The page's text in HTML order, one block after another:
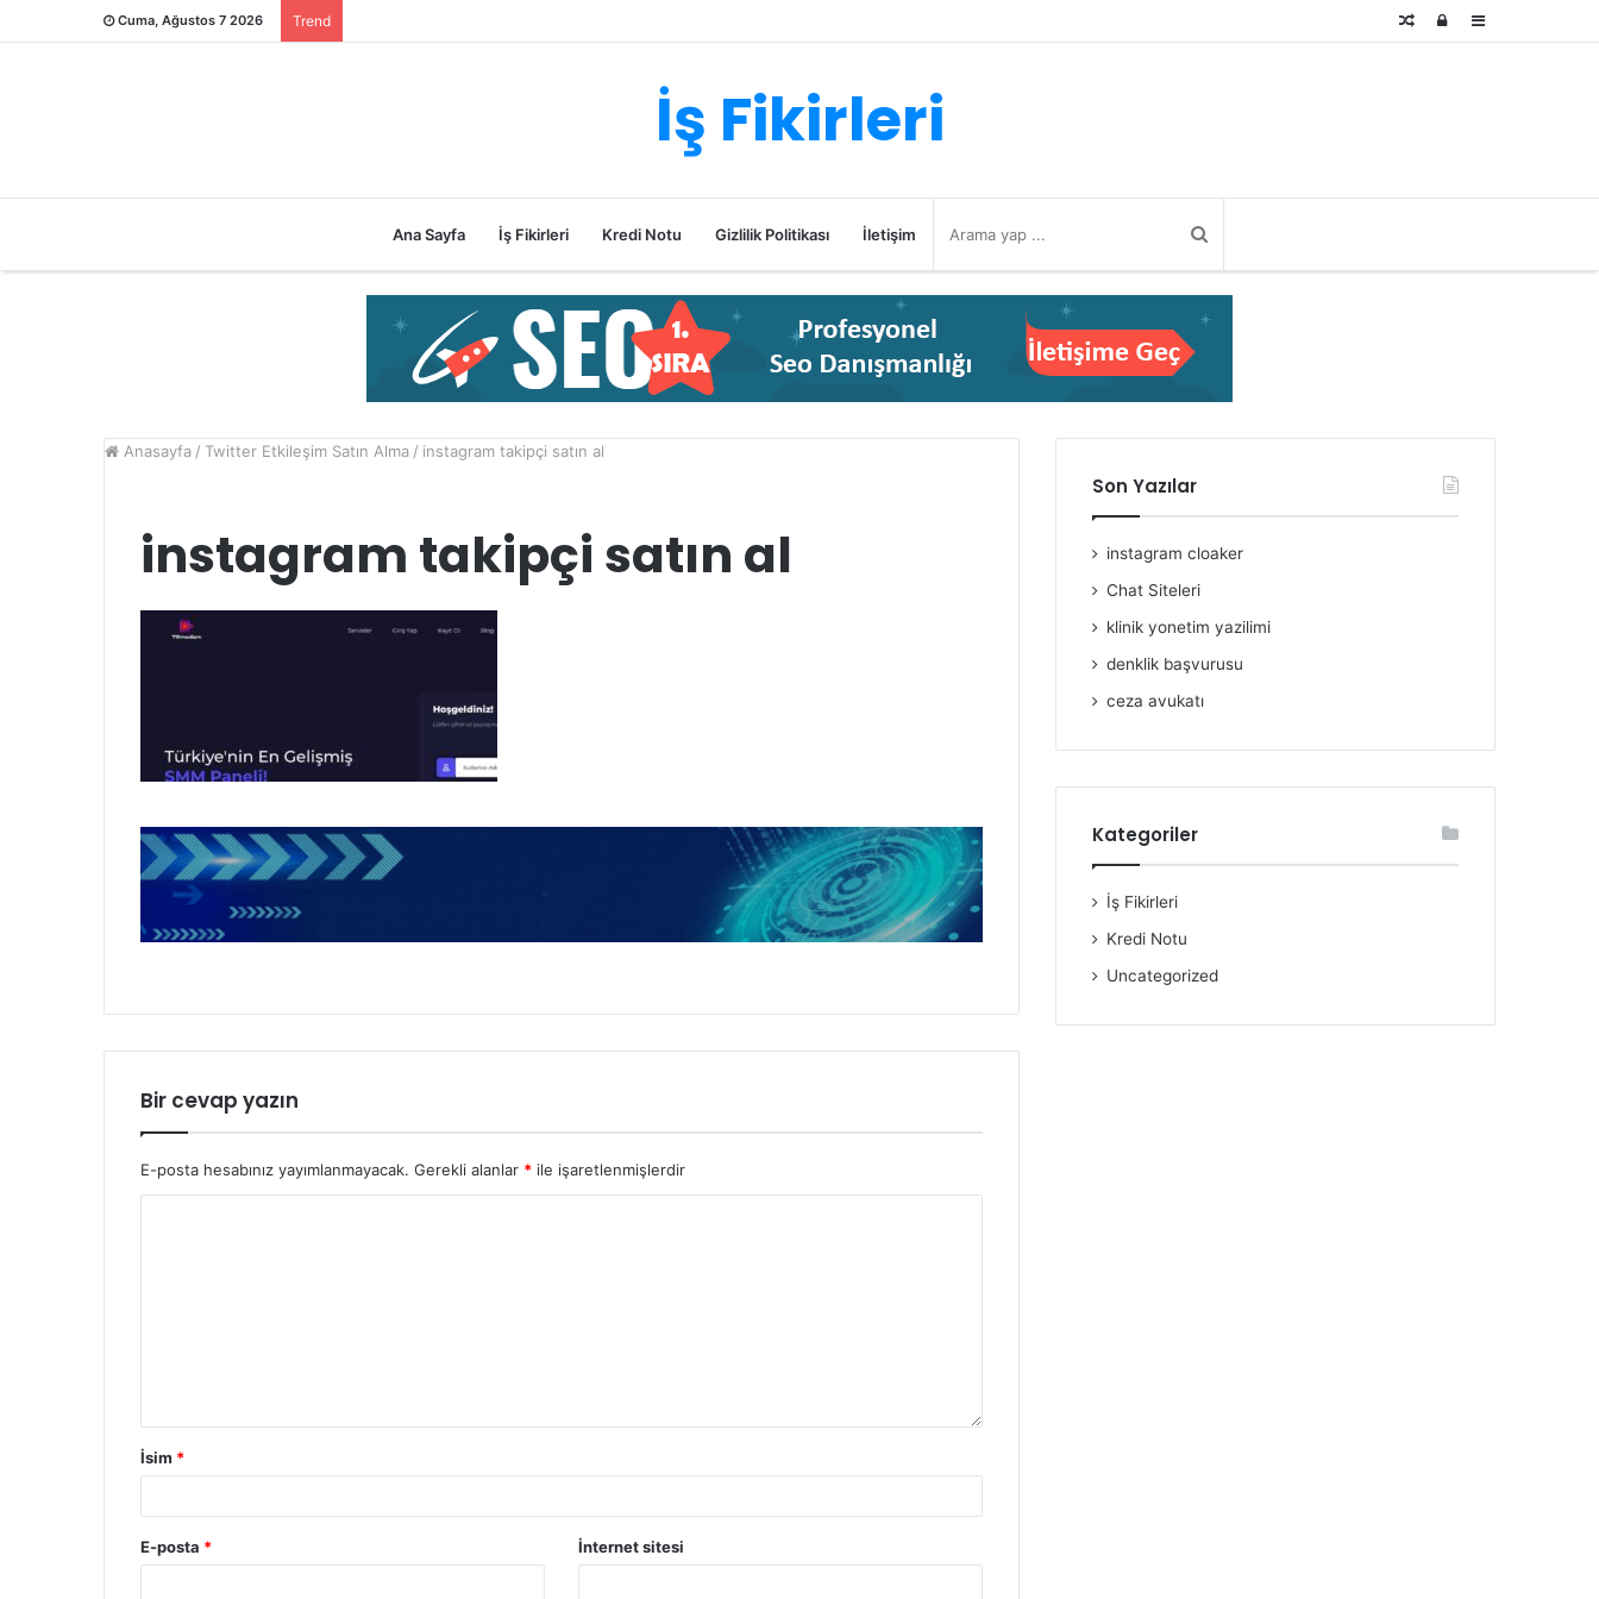
Cuma, Ağustos 7 2026 Trend Kenar
Kayıt
Rastgele
İş Fikirleri
Ana Sayfa İş Fikirleri Kredi Notu Gizlilik Politikası İletişim
Anasayfa / Twitter Etkileşim Satın Alma / instagram takipçi satın al
instagram takipçi satın al
Bir cevap yazın
E-posta hesabınız yayımlanmayacak. Gerekli alanlar * ile işaretlenmişlerdir
İsim *
E-posta * İnternet sitesi
Son Yazılar
instagram cloaker
Chat Siteleri
klinik yonetim yazilimi
denklik başvurusu
ceza avukatı
Kategoriler
İş Fikirleri
Kredi Notu
Uncategorized